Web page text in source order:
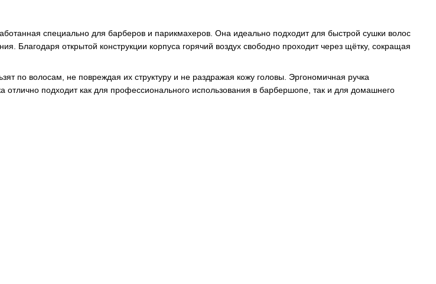
специально для барберов и парикмахеров. Она идеально подходит для быстрой сушки волос
Благодаря открытой конструкции корпуса горячий воздух свободно проходит через щётку, сокращая
по волосам, не повреждая их структуру и не раздражая кожу головы. Эргономичная ручка
подходит как для профессионального использования в барбершопе, так и для домашнего